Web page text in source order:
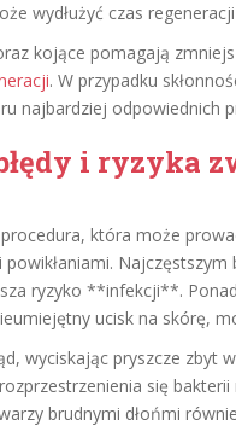
wydłużyć czas
kojące pomagają
. W przypadku
najbardziej odpowiednich
i ryzyka
procedura, która może
ryzyko **infekcji**.
ucisk na skórę,
wyciskając pryszcze zbyt
się
brudnymi dłońmi